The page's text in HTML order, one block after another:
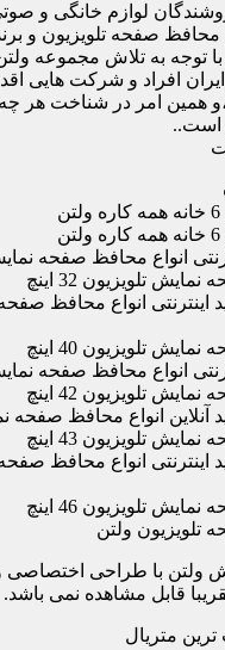
لوازم خانگی و
صفحه تلویزیون و برند
توجه به تلاش مجموعه
افراد و شرکت هایی
همین امر در شناخت هر
است..
انواع محافظ صفحه نمایش
تلویزیون 32 اینچ
تلویزیون 40 اینچ
انواع محافظ صفحه نمایش
تلویزیون 42 اینچ
انواع محافظ صفحه نمایش
تلویزیون 43 اینچ
تلویزیون 46 اینچ
تلویزیون ولتن
ولتن با طراحی اختصاصی
قابل مشاهده نمی باشد.
ترین متریال